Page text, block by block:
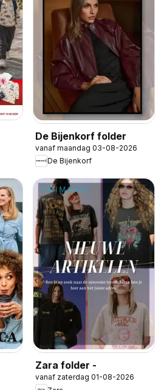
De Bijenkorf folder
vanaf maandag 03-08-2026
De Bijenkorf
Zara folder -
vanaf zaterdag 01-08-2026